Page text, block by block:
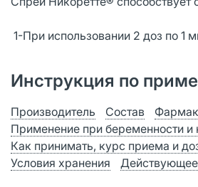
1-При использовании 2 доз по 1
Инструкция по
Производитель Состав
Применение при беременности
Как принимать, курс приема и
Условия хранения